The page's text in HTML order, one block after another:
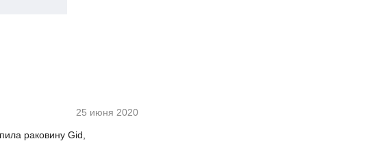
25 июня 2020
раковину Gid,